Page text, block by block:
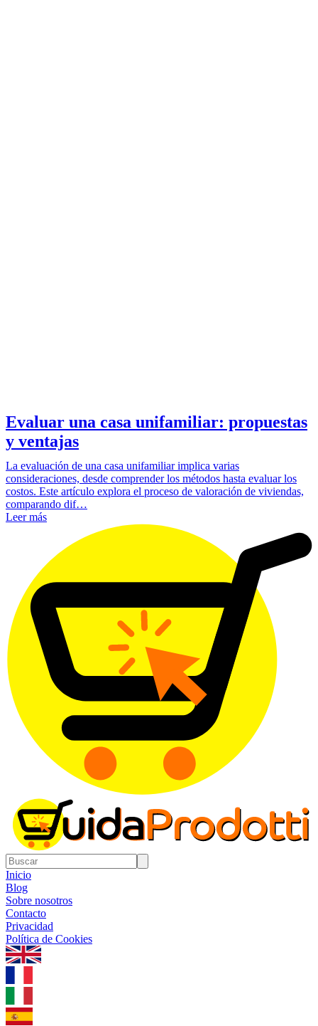
Evaluar una casa unifamiliar: propuestas
y ventajas
La evaluación de una casa unifamiliar implica varias
consideraciones, desde comprender los métodos hasta evaluar los
costos. Este artículo explora el proceso de valoración de viviendas,
comparando dif…
Leer más
Inicio
Blog
Sobre nosotros
Contacto
Privacidad
Política de Cookies